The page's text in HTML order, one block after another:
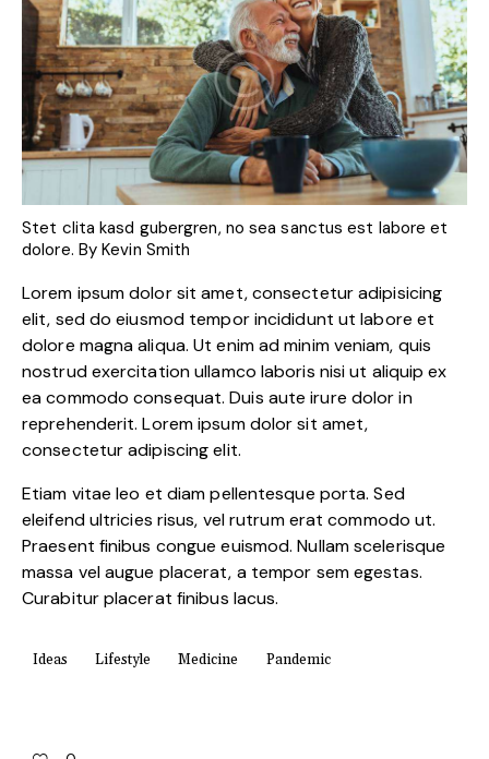
Stet clita kasd gubergren, no sea sanctus est labore et
dolore. ByKevin Smith
Lorem ipsum dolor sit amet, consectetur adipisicing
elit, sed do eiusmod tempor incididunt ut labore et
dolore magna aliqua. Ut enim ad minim veniam, quis
nostrud exercitation ullamco laboris nisi ut aliquip ex
ea commodo consequat. Duis aute irure dolor in
reprehenderit. Lorem ipsum dolor sit amet,
consectetur adipiscing elit.
Etiam vitae leo et diam pellentesque porta. Sed
eleifend ultricies risus, vel rutrum erat commodo ut.
Praesent finibus congue euismod. Nullam scelerisque
massa vel augue placerat, a tempor sem egestas.
Curabitur placerat finibus lacus.
Ideas Lifestyle Medicine Pandemic